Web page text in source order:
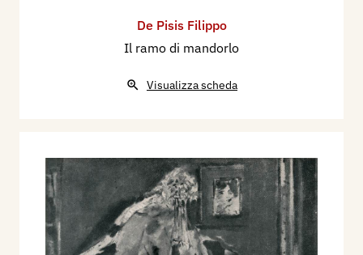
De Pisis Filippo
Il ramo di mandorlo
Visualizza scheda